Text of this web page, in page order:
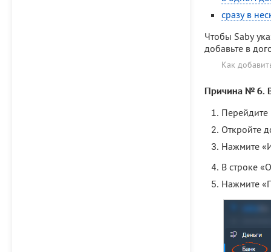
сразу в
Чтобы Saby
добавьте в
Как
Причина № 6. В
Перейдите
Откройте
Нажмите
В строке
Нажмите